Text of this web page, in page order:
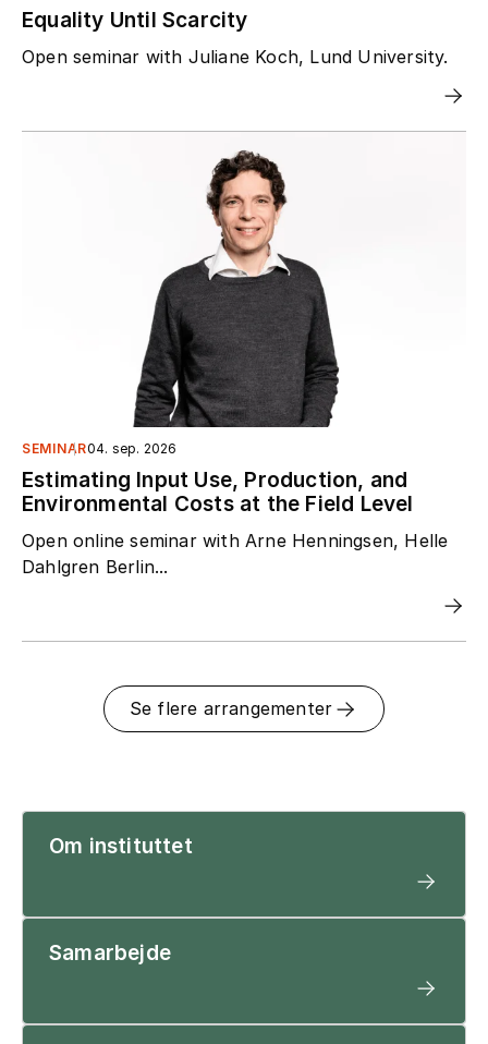
Equality Until Scarcity
Open seminar with Juliane Koch, Lund University.
SEMINAR04. sep. 2026
Estimating Input Use, Production, and
Environmental Costs at the Field Level
Open online seminar with Arne Henningsen, Helle
Dahlgren Berlin...
Se flere arrangementer
Om instituttet
Samarbejde